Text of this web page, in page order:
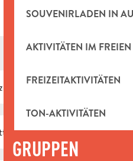
SOUVENIRLADEN IN
AKTIVITÄTEN IM FREIEN
FREIZEITAKTIVITÄTEN
TON-AKTIVITÄTEN
GRUPPEN